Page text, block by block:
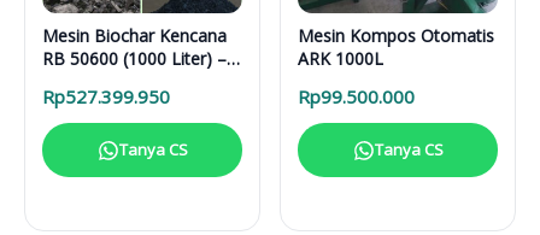
Mesin Biochar Kencana
RB 50600 (1000 Liter) –
Lengkap
Rp527.399.950
Tanya CS
Mesin Kompos Otomatis
ARK 1000L
Rp99.500.000
Tanya CS